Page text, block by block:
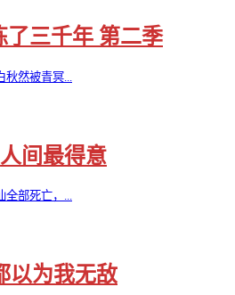
了三千年 第二季
然被青冥...
人间最得意
全部死亡，...
以为我无敌